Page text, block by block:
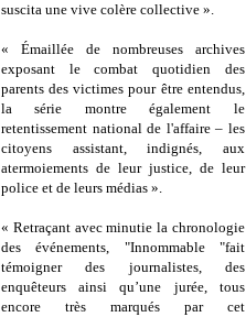
suscita une vive colère collective ».
« Émaillée de nombreuses archives
exposant le combat quotidien des
parents des victimes pour être entendus,
la série montre également le
retentissement national de l'affaire – les
citoyens assistant, indignés, aux
atermoiements de leur justice, de leur
police et de leurs médias ».
« Retraçant avec minutie la chronologie
des événements, "Innommable "fait
témoigner des journalistes, des
enquêteurs ainsi qu’une jurée, tous
encore très marqués par cet